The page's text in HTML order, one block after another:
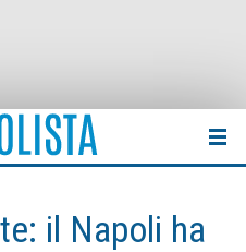
il Napoli ha